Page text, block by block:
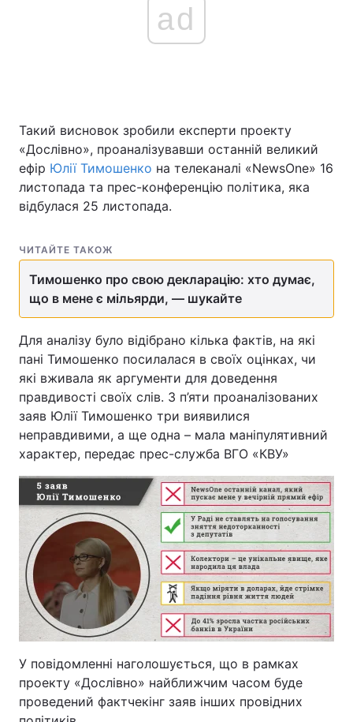
ad
Такий висновок зробили експерти проекту
«Дослівно», проаналізувавши останній великий
ефір Юлії Тимошенко на телеканалі «NewsOne» 16
листопада та прес-конференцію політика, яка
відбулася 25 листопада.
ЧИТАЙТЕ ТАКОЖ
Тимошенко про свою декларацію: хто думає,
що в мене є мільярди, — шукайте
Для аналізу було відібрано кілька фактів, на які
пані Тимошенко посилалася в своїх оцінках, чи
які вживала як аргументи для доведення
правдивості своїх слів. З п’яти проаналізованих
заяв Юлії Тимошенко три виявилися
неправдивими, а ще одна – мала маніпулятивний
характер, передає прес-служба ВГО «КВУ»
У повідомленні наголошується, що в рамках
проекту «Дослівно» найближчим часом буде
проведений фактчекінг заяв інших провідних